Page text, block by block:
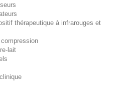
thérapeutique à infrarouges et
lait